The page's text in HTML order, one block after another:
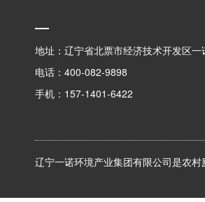
地址：辽宁省北票市经济技术开发区一
电话：400-082-9898
手机：157-1401-6422
辽宁一诺环境产业集团有限公司是农